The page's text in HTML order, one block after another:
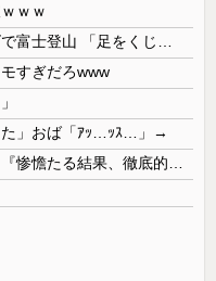
ｗｗ
すぎだろwww
た」おば「ｱｯ…ｯｽ…」→